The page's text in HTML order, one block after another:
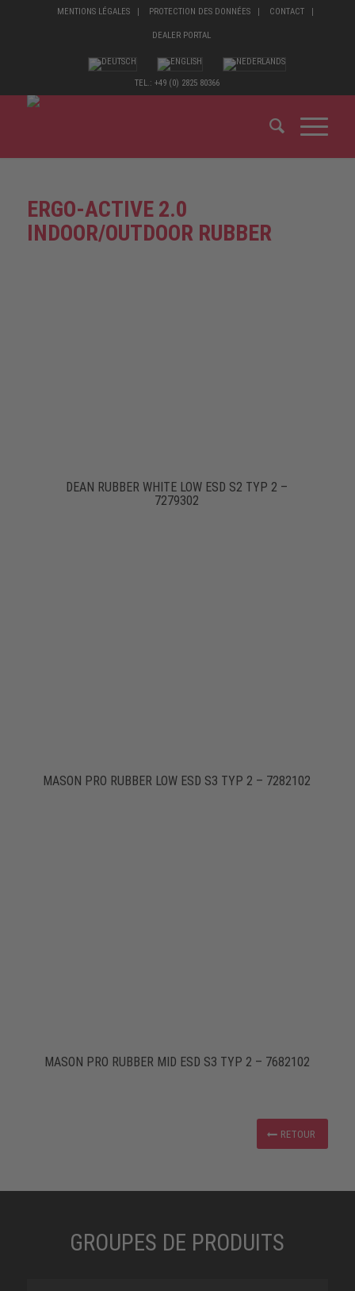
MENTIONS LÉGALES PROTECTION DES DONNÉES CONTACT
DEALER PORTAL
TEL.: +49 (0) 2825 80366
ERGO-ACTIVE 2.0
INDOOR/OUTDOOR RUBBER
DEAN RUBBER WHITE LOW ESD S2 TYP 2 –
7279302
MASON PRO RUBBER LOW ESD S3 TYP 2 – 7282102
MASON PRO RUBBER MID ESD S3 TYP 2 – 7682102
RETOUR
GROUPES DE PRODUITS